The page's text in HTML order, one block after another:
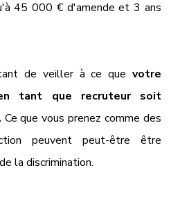
45 000 € d'amende et 3 ans
de veiller à ce que votre
tant que recruteur soit
Ce que vous prenez comme des
peuvent peut-être être
la discrimination.